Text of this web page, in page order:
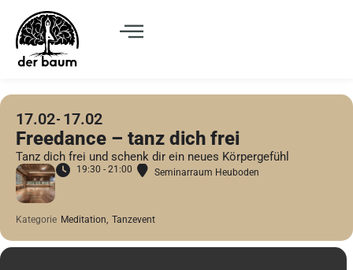
17.02 17.02
Freedance – tanz dich frei
Tanz dich frei und schenk dir ein neues Körpergefühl
19:30 - 21:00 Seminarraum Heuboden
Kategorie Meditation, Tanzevent